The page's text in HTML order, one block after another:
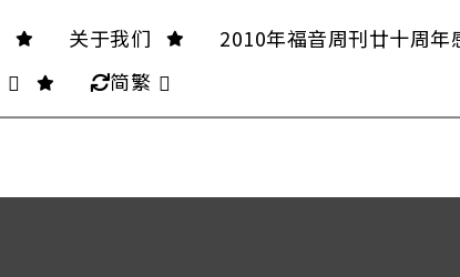
关于我们 2010年福音周刊廿十周年
简繁